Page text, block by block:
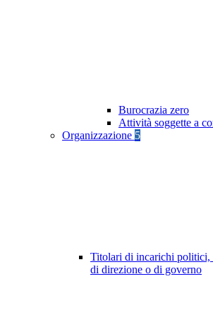
Burocrazia zero
Attività soggette a
Organizzazione 5
Titolari di incarichi politici,
di direzione o di governo